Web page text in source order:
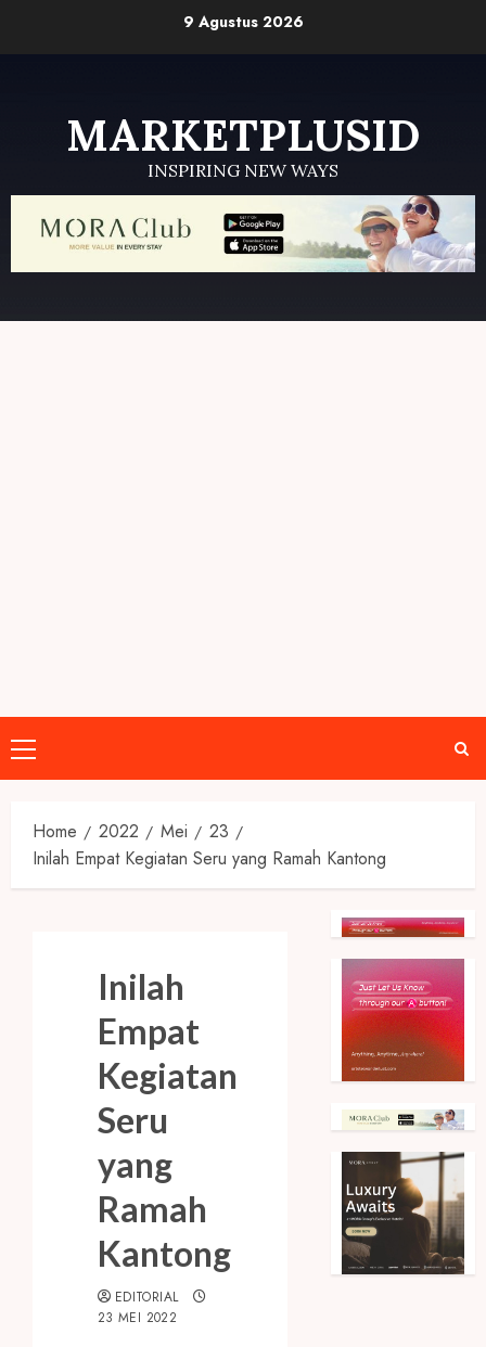
9 Agustus 2026
MARKETPLUSID
INSPIRING NEW WAYS
Primary
Menu
Home 2022 Mei
23
Inilah Empat Kegiatan Seru yang Ramah Kantong
Inilah
Empat
Kegiatan
Seru
yang
Ramah
Kantong
EDITORIAL
23 MEI 2022